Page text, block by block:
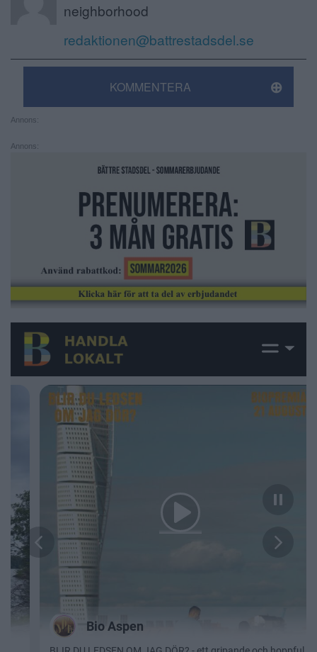
neighborhood
redaktionen@battrestadsdel.se
KOMMENTERA
Annons:
Annons: